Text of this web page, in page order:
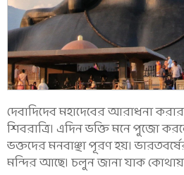
দেবাদিদেব মহাদেবের আরাধনা করার
শিবরাত্রি। এদিন ভক্তি মনে পুজো
ভক্তদের মনবাঞ্ছা পূরণ হয়।
মন্দির আছে। চলুন জানা যাক